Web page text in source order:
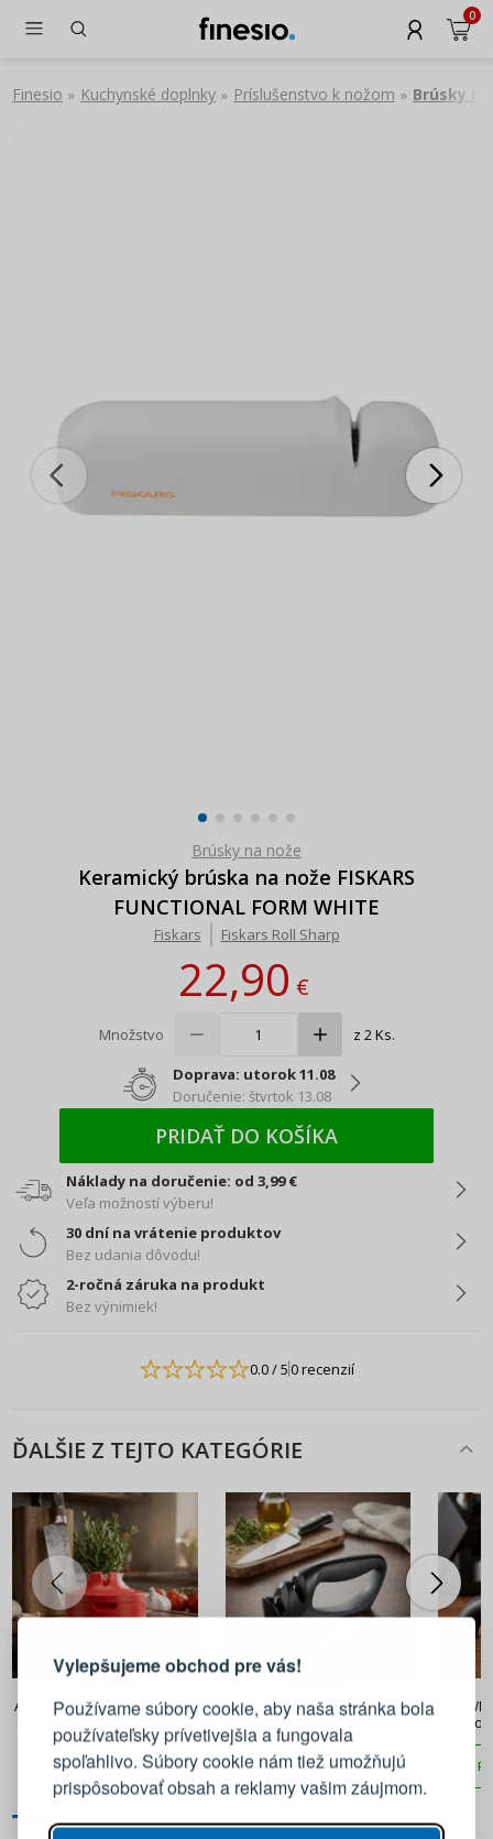
Vylepšujeme obchod pre vás!
Používame súbory cookie, aby naša stránka bola
používateľsky prívetivejšia a fungovala
spoľahlivo. Súbory cookie nám tiež umožňujú
prispôsobovať obsah a reklamy vašim záujmom.
0
Finesio » Kuchynské doplnky » Príslušenstvo k nožom » Brúsky
Brúsky na nože
Keramický brúska na nože FISKARS
FUNCTIONAL FORM WHITE
Fiskars Fiskars Roll Sharp
22,90€
Množstvo z 2 Ks.
Doprava: utorok 11.08
Doručenie: štvrtok 13.08
PRIDAŤ DO KOŠÍKA
Náklady na doručenie: od 3,99 €
Veľa možností výberu!
30 dní na vrátenie produktov
Bez udania dôvodu!
2-ročná záruka na produkt
Bez výnimiek!
0.0/ 50 recenzií
ĎALŠIE Z TEJTO KATEGÓRIE
ANYSHARP CLASSIC Evo Red -
karbidu volfrámu
PRIDAŤ DO KOŠÍKA
TESCOMA Precioso čierna -
brúska na nože
PRIDAŤ DO KOŠÍKA
PRIHLÁSENIE REGISTRÁCIA
Prihláste sa k svojmu účtu
E-mail